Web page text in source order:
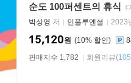
순도 100퍼센트의 휴식
박상영 저 인플루엔셜 2023
10%
15,120원
판매지수 1,782
회원리뷰(105